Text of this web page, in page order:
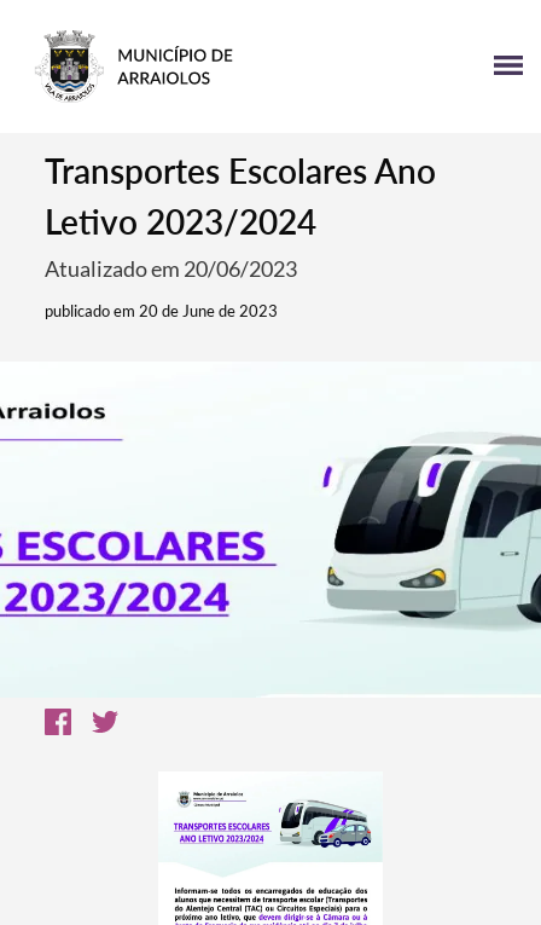
Transportes Escolares Ano
Letivo 2023/2024
Atualizado em 20/06/2023
publicado em 20 de June de 2023